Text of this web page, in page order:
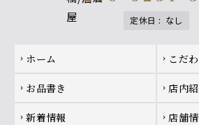
定休日 : なし
Footer navigation
chevron_right ホーム chevron_right こだ
chevron_right お品書き chevron_right 店内
chevron_right 新着情報 chevron_right 店舗